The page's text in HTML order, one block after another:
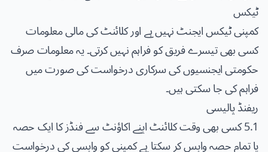
ٹیکس
کمپنی ٹیکس ایجنٹ نہیں ہے اور کلائنٹ کی مالی معلومات
کسی بھی تیسرے فریق کو فراہم نہیں کرتی۔ یہ معلومات صرف
حکومتی ایجنسیوں کی سرکاری درخواست کی صورت میں
فراہم کی جا سکتی ہیں۔
ریفنڈ پالیسی
5.1 کسی بھی وقت کلائنٹ اپنے اکاؤنٹ سے فنڈز کا ایک حصہ
یا تمام حصہ واپس کر سکتا ہے کمپنی کو واپسی کی درخواست